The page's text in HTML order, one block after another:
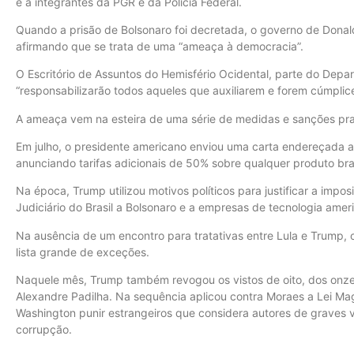
Quando a prisão de Bolsonaro foi decretada, o governo de
afirmando que se trata de uma “ameaça à democracia”.
O Escritório de Assuntos do Hemisfério Ocidental, parte do
“responsabilizarão todos aqueles que auxiliarem e forem
A ameaça vem na esteira de uma série de medidas e sanções
Em julho, o presidente americano enviou uma carta endereçada
anunciando tarifas adicionais de 50% sobre qualquer produto
Na época, Trump utilizou motivos políticos para justificar a
Judiciário do Brasil a Bolsonaro e a empresas de tecnologia
Na ausência de um encontro para tratativas entre Lula e
lista grande de exceções.
Naquele mês, Trump também revogou os vistos de oito, dos
Alexandre Padilha. Na sequência aplicou contra Moraes a Lei
Washington punir estrangeiros que considera autores de
corrupção.